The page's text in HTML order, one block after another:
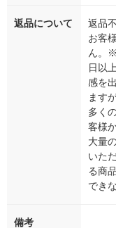
返品について
返品
お客
ん。
日以
感を
ます
多く
客様
大量
いた
る商
でき
備考